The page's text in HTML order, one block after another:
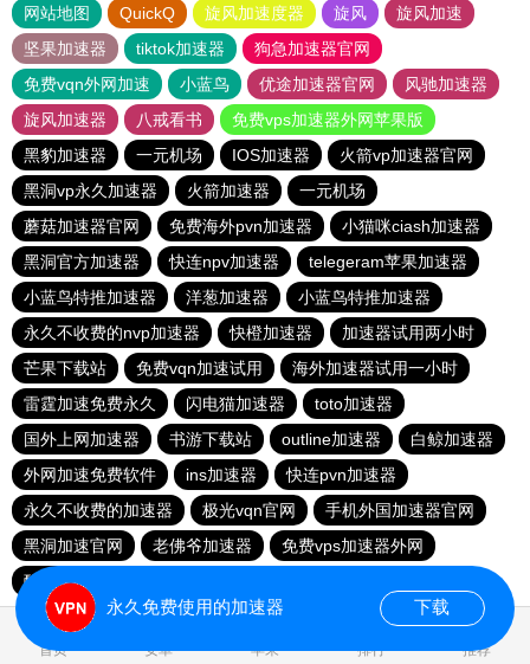
网站地图 QuickQ 旋风加速度器 旋风
旋风加速
坚果加速器
tiktok加速器
狗急加速器官网
免费vqn外网加速
小蓝鸟 优途加速器官网
风驰加速器
旋风加速器
八戒看书
免费vps加速器外网苹果版
黑豹加速器
一元机场 IOS加速器
火箭vp加速器官网
黑洞vp永久加速器
火箭加速器
一元机场
蘑菇加速器官网
免费海外pvn加速器
小猫咪ciash加速器
黑洞官方加速器
快连npv加速器
telegeram苹果加速器
小蓝鸟特推加速器
洋葱加速器
小蓝鸟特推加速器
永久不收费的nvp加速器
快橙加速器
加速器试用两小时
芒果下载站
免费vqn加速试用
海外加速器试用一小时
雷霆加速免费永久
闪电猫加速器
toto加速器
国外上网加速器
书游下载站 outline加速器
白鲸加速器
外网加速免费软件
ins加速器
快连pvn加速器
永久不收费的加速器
极光vqn官网
手机外国加速器官网
黑洞加速官网
老佛爷加速器
免费vps加速器外网
酷通加速器官网
首页 安卓 苹果 排行 推荐
永久免费使用的加速器 下载
1.513389s